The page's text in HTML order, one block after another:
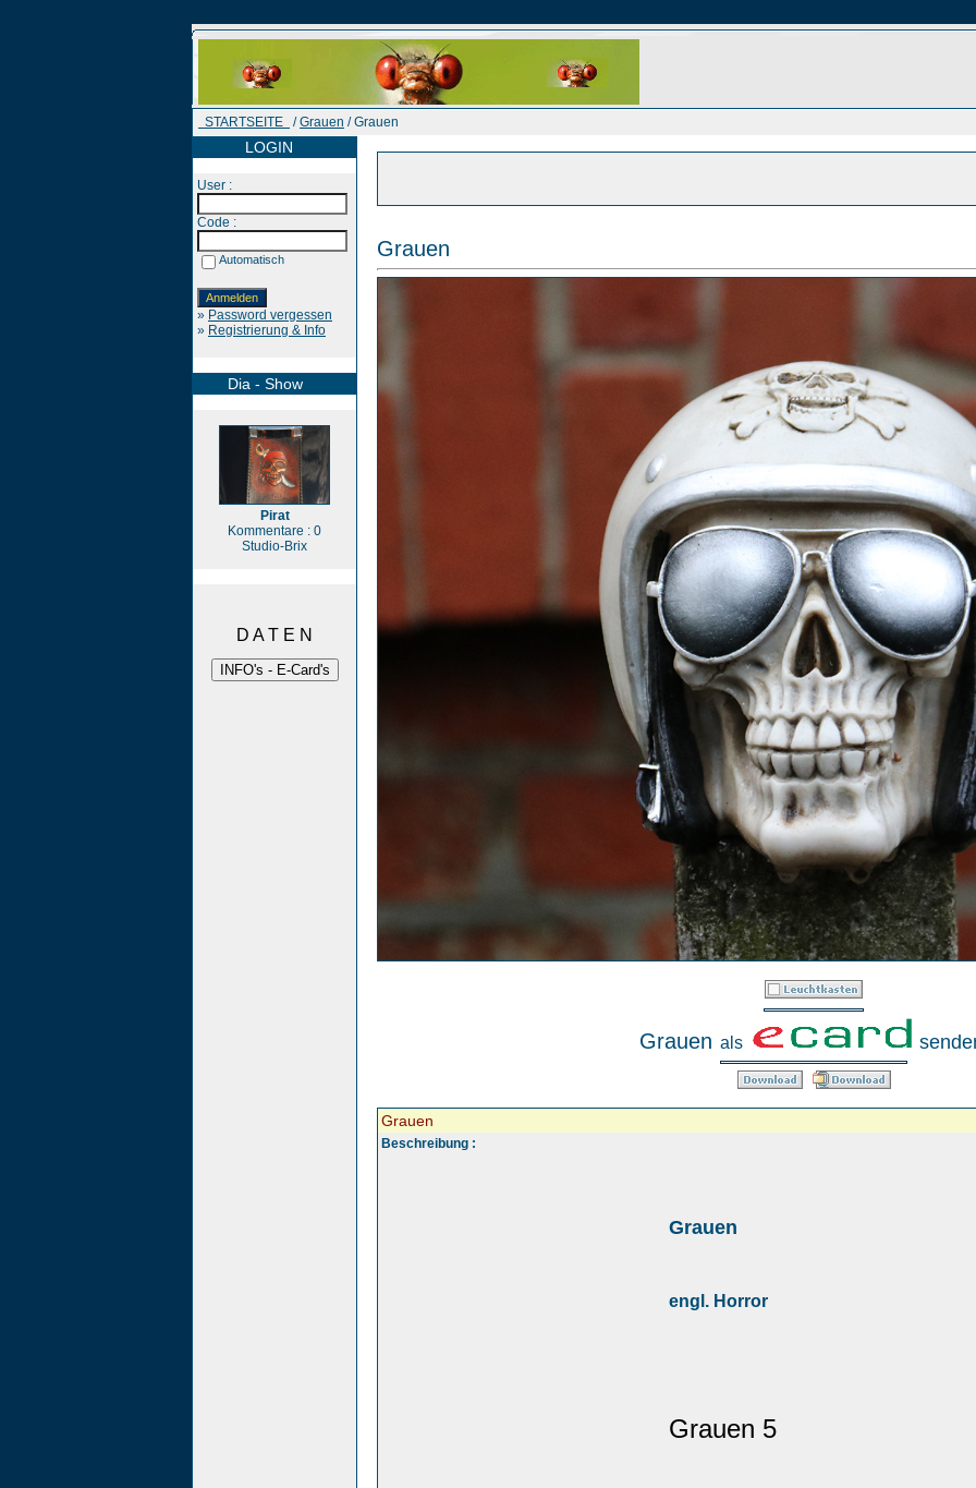
STARTSEITE /Grauen / Grauen
LOGIN
User :
Code :
Automatisch
» Password vergessen
» Registrierung & Info
Dia - Show
Pirat
Kommentare : 0
Studio-Brix
D A T E N
Grauen
Grauen als
Grauen
Beschreibung :
Grauen
engl. Horror
Grauen 5